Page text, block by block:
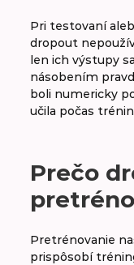
Pri testovaní
dropout
len ich výstupy
násobením
boli numericky
učila počas
Prečo
Pretrénovanie
prispôsobí